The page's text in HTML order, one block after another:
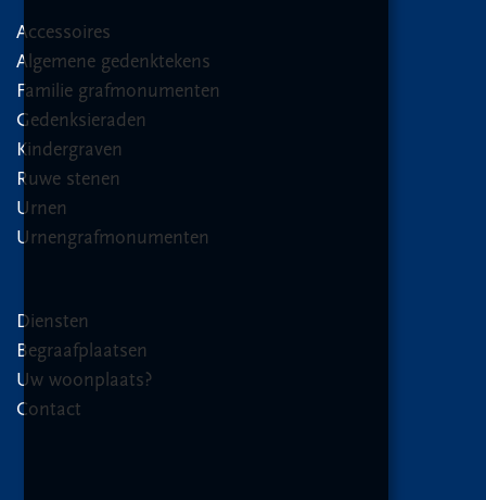
Accessoires
Algemene gedenktekens
Familie grafmonumenten
Gedenksieraden
Kindergraven
Ruwe stenen
Urnen
Urnengrafmonumenten
Diensten
Begraafplaatsen
Uw woonplaats?
Contact